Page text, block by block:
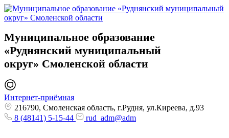
Муниципальное образование
«Руднянский муниципальный
округ» Смоленской области
Интернет-приёмная
216790, Смоленская область, г.Рудня, ул.Киреева, д.93
8 (48141) 5-15-44
rud_adm@adm